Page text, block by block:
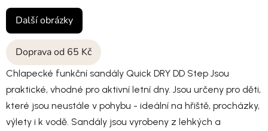
Doprava od 65 Kč
Chlapecké funkční sandály Quick DRY DD Step Jsou
praktické, vhodné pro aktivní letní dny. Jsou určeny pro děti,
které jsou neustále v pohybu - ideální na hřiště, procházky,
výlety i k vodě. Sandály jsou vyrobeny z lehkých a
Další obrázky